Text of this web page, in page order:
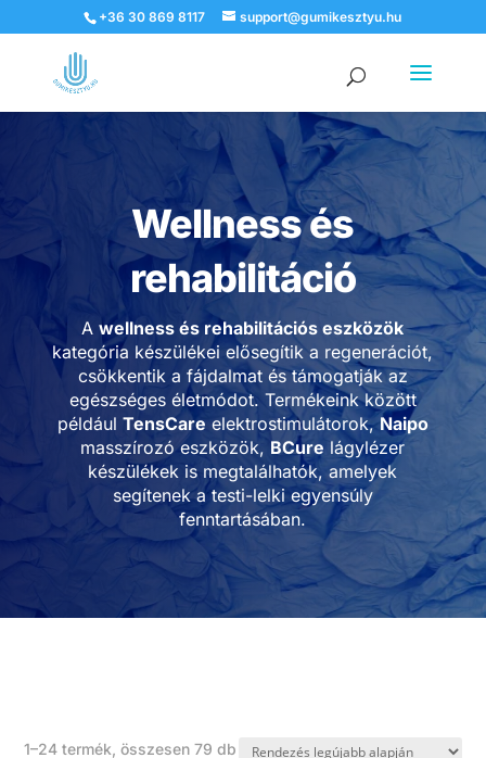
+36 30 869 8117 support@gumikesztyu.hu
Products
search
Wellness és
rehabilitáció
Awellness és rehabilitációs eszközök
kategória készülékei elősegítik a regenerációt,
csökkentik a fájdalmat és támogatják az
egészséges életmódot. Termékeink között
például TensCare elektrostimulátorok,Naipo
masszírozó eszközök, BCure lágylézer
készülékek is megtalálhatók, amelyek
segítenek a testi-lelki egyensúly
fenntartásában.
1–24 termék, összesen 79 db Sorted